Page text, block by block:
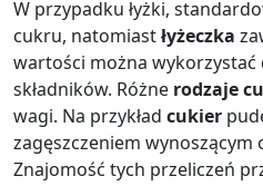
W przypadku łyżki,
cukru, natomiastłyżeczka
wartości można wykorzystać
składników. Różne rodzaje
wagi. Na przykład cukier
zagęszczeniem wynoszącym
Znajomość tych przeliczeń